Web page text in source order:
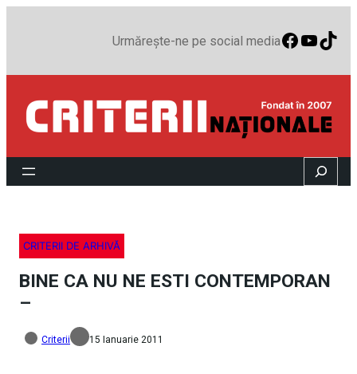
Urmărește-ne pe social media
Search
CRITERII DE ARHIVĂ
BINE CA NU NE ESTI CONTEMPORAN
–
Criterii 15 Ianuarie 2011